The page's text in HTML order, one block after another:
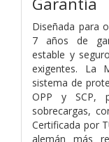
Diseñada para
7 años de
estable y
exigentes. La
sistema de
OPP y SCP,
sobrecargas,
Certificada por
alemán más